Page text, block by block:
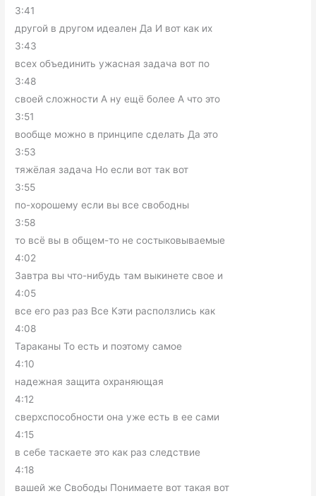
3:41
другой в другом идеален Да И вот как их
3:43
всех объединить ужасная задача вот по
3:48
своей сложности А ну ещё более А что это
3:51
вообще можно в принципе сделать Да это
3:53
тяжёлая задача Но если вот так вот
3:55
по-хорошему если вы все свободны
3:58
то всё вы в общем-то не состыковываемые
4:02
Завтра вы что-нибудь там выкинете свое и
4:05
все его раз раз Все Кэти расползлись как
4:08
Тараканы То есть и поэтому самое
4:10
надежная защита охраняющая
4:12
сверхспособности она уже есть в ее сами
4:15
в себе таскаете это как раз следствие
4:18
вашей же Свободы Понимаете вот такая вот